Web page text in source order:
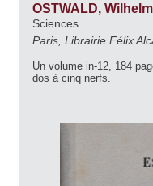
OSTWALD,
Sciences.
Paris, Librairie Félix
Un volume in-12, 184
dos à cinq nerfs.